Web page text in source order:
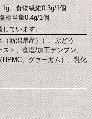
、食物繊維0.3g/1個
相当量0.4g/1個
しています。
新潟県産））、ぶどう
ト、食塩/加工デンプン、
、グァーガム）、乳化